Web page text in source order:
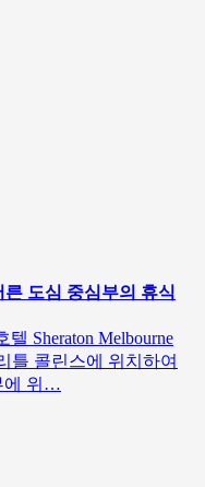
도심 중심부의 휴식
Sheraton Melbourne
틀 콜린스에 위치하여
에 위…